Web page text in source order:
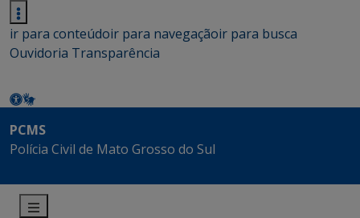
ir para conteúdoir para navegaçãoir para busca
Ouvidoria Transparência
PCMS
Polícia Civil de Mato Grosso do Sul